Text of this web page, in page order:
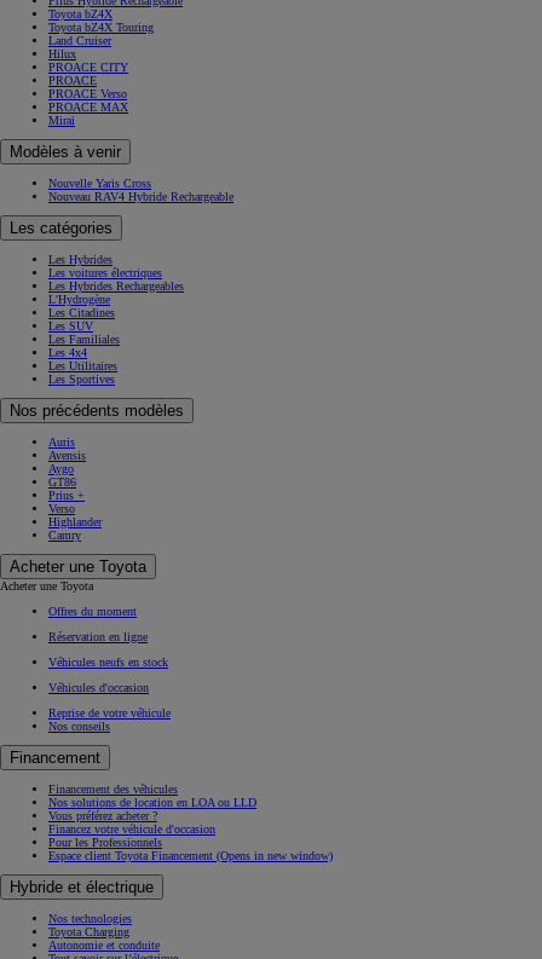
Toyota bZ4X
Toyota bZ4X Touring
Land Cruiser
Hilux
PROACE CITY
PROACE
PROACE Verso
PROACE MAX
Mirai
Modèles à venir
Nouvelle Yaris Cross
Nouveau RAV4 Hybride Rechargeable
Les catégories
Les Hybrides
Les voitures électriques
Les Hybrides Rechargeables
L'Hydrogène
Les Citadines
Les SUV
Les Familiales
Les 4x4
Les Utilitaires
Les Sportives
Nos précédents modèles
Auris
Avensis
Aygo
GT86
Prius +
Verso
Highlander
Camry
Acheter une Toyota
Acheter une Toyota
Offres du moment
Réservation en ligne
Véhicules neufs en stock
Véhicules d'occasion
Reprise de votre véhicule
Nos conseils
Financement
Financement des véhicules
Nos solutions de location en LOA ou LLD
Vous préférez acheter ?
Financez votre véhicule d'occasion
Pour les Professionnels
Espace client Toyota Financement (Opens in new window)
Hybride et électrique
Nos technologies
Toyota Charging
Autonomie et conduite